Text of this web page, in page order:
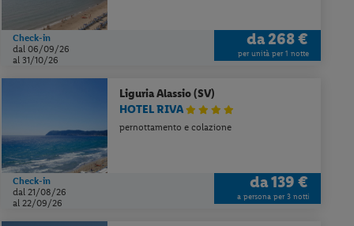
Check-in
dal 06/09/26
al 31/10/26
da268 €
per unità per 1 notte
LiguriaAlassio (SV)
HOTEL RIVA
pernottamento e colazione
Check-in
dal 21/08/26
al 22/09/26
da139 €
a persona per 3 notti